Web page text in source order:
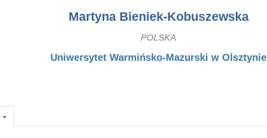
Martyna Bieniek-Kobuszewska
POLSKA
Uniwersytet Warmińsko-Mazurski w Olsztynie